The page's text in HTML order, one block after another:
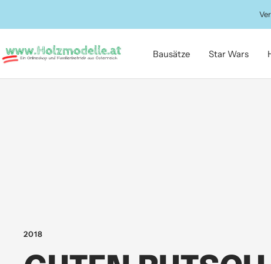
Bausätze Star Wars
Holzmodelle.at
2018